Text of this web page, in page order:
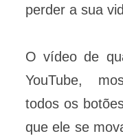
perder a sua
O vídeo de
YouTube,
todos os
que ele se